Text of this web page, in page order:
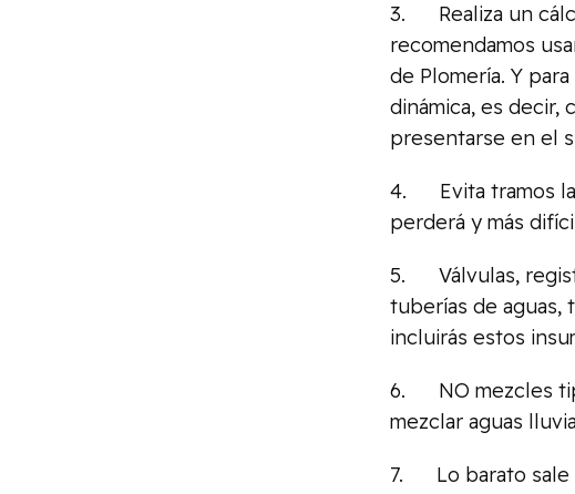
3. Realiza un
recomendamos
de Plomería. Y
dinámica, es decir,
presentarse en el
4. Evita tramos
perderá y más
5. Válvulas,
tuberías de aguas,
incluirás estos
6. NO mezcles
mezclar aguas
7. Lo barato sale